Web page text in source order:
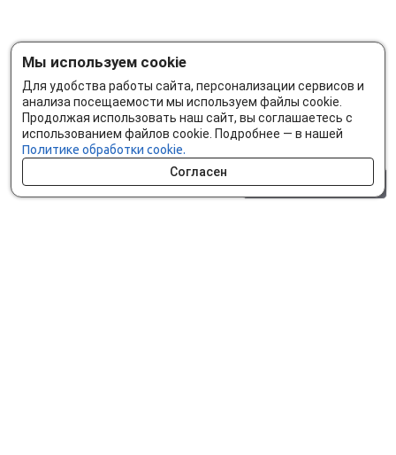
Мы используем cookie
Для удобства работы сайта, персонализации сервисов и
анализа посещаемости мы используем файлы cookie.
Продолжая использовать наш сайт, вы соглашаетесь с
использованием файлов cookie. Подробнее — в нашей
Политике обработки cookie.
Согласен